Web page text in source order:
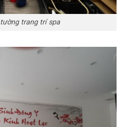
trang trí spa